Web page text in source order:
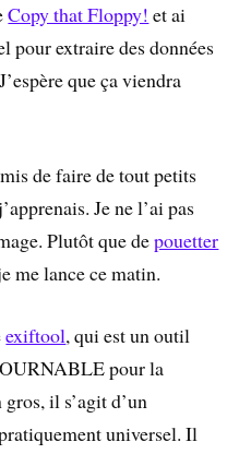
Copy that Floppy! et ai
pour extraire des données
que ça viendra
de faire de tout petits
Je ne l’ai pas
Plutôt que depouetter
me lance ce matin.
exiftool, qui est un outil
pour la
il s’agit d’un
universel. Il